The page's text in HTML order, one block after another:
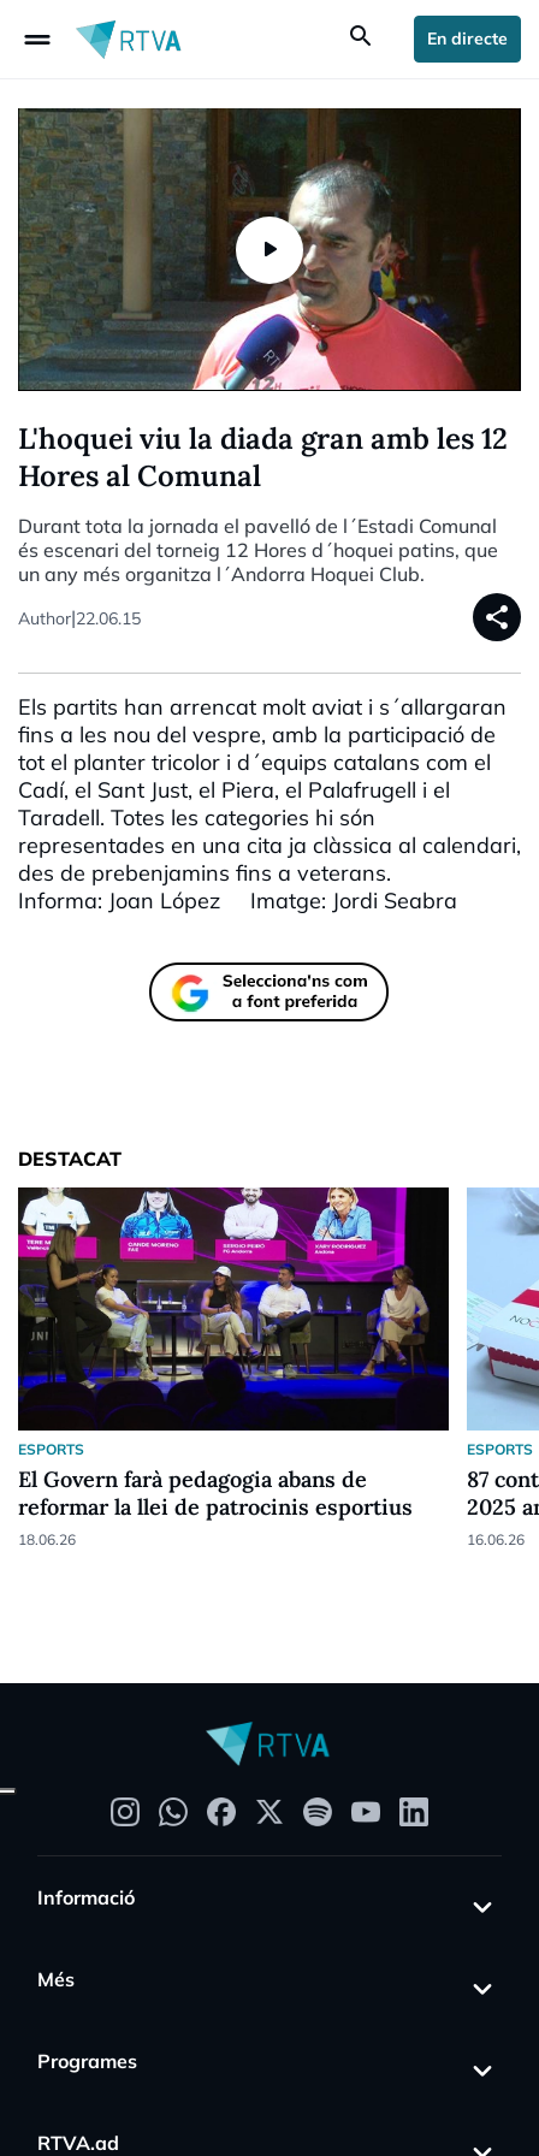
drag_handle search En directe
L'hoquei viu la diada gran amb les 12
Hores al Comunal
Durant tota la jornada el pavelló de l´Estadi Comunal
és escenari del torneig 12 Hores d´hoquei patins, que
un any més organitza l´Andorra Hoquei Club.
Author|22.06.15 share
Els partits han arrencat molt aviat i s´allargaran
fins a les nou del vespre, amb la participació de
tot el planter tricolor i d´equips catalans com el
Cadí, el Sant Just, el Piera, el Palafrugell i el
Taradell. Totes les categories hi són
representades en una cita ja clàssica al calendari,
des de prebenjamins fins a veterans.
Informa: Joan López Imatge: Jordi Seabra
DESTACAT
ESPORTS
El Govern farà pedagogia abans de
reformar la llei de patrocinis esportius
18.06.26
ESPORTS
87
2025
16.06.26
Informació
Més
Programes
RTVA.ad